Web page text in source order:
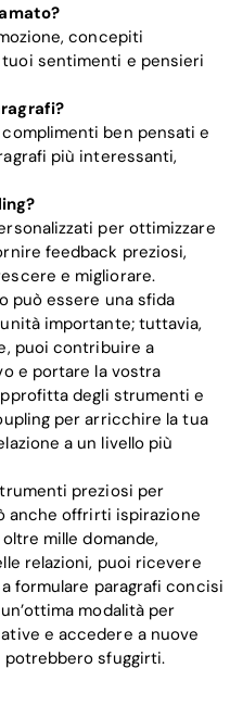
concepiti
sentimenti e pensieri
ben pensati e
più interessanti,
per ottimizzare
feedback preziosi,
e migliorare.
può essere una sfida
importante; tuttavia,
puoi contribuire a
e portare la vostra
degli strumenti e
per arricchire la tua
a un livello più
preziosi per
anche offrirti ispirazione
mille domande,
relazioni, puoi ricevere
formulare paragrafi concisi
modalità per
e accedere a nuove
sfuggirti.